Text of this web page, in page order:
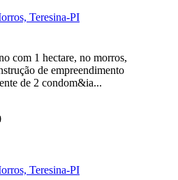
Teresina-PI
com 1 hectare, no morros,
de empreendimento
de 2 condom&ia...
Teresina-PI